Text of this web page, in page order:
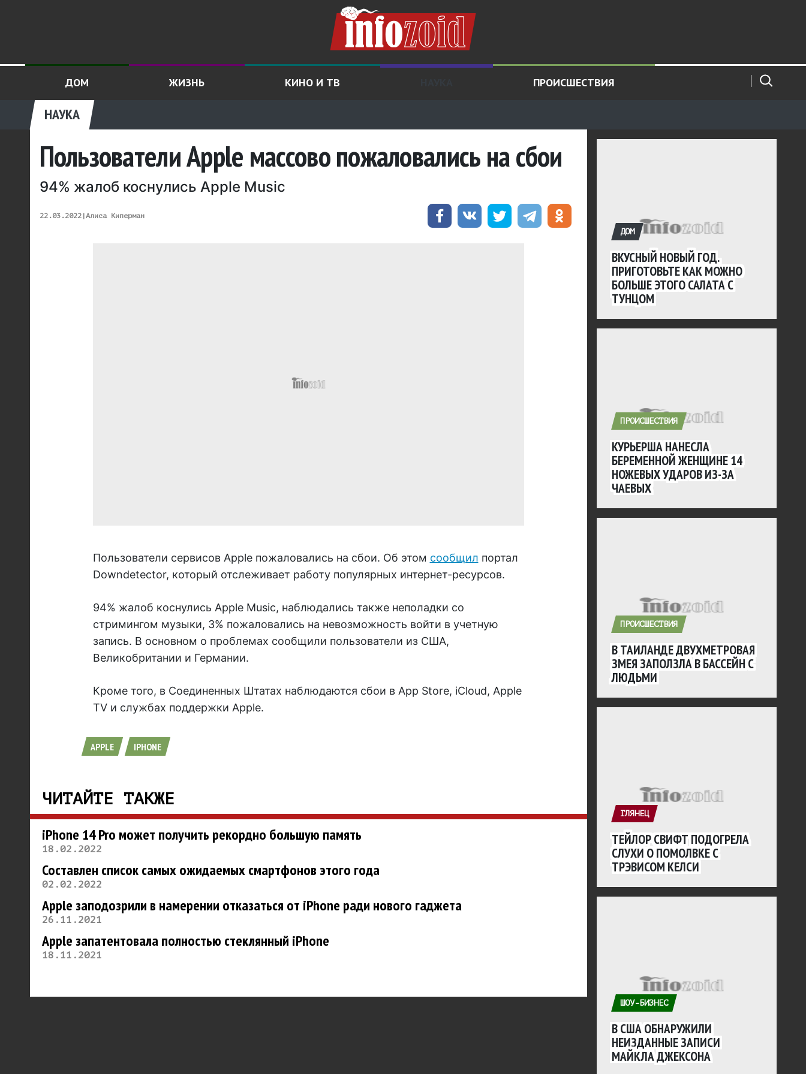
ДОМ ЖИЗНЬ КИНО И ТВ ПРОИСШЕСТВИЯ
НАУКА
Пользователи Apple массово пожаловались на сбои
94% жалоб коснулись Apple Music
22.03.2022|Алиса Киперман
Пользователи сервисов Apple пожаловались на сбои. Об этом сообщил портал
Downdetector, который отслеживает работу популярных интернет-ресурсов.
94% жалоб коснулись Apple Music, наблюдались также неполадки со
стримингом музыки, 3% пожаловались на невозможность войти в учетную
запись. В основном о проблемах сообщили пользователи из США,
Великобритании и Германии.
Кроме того, в Соединенных Штатах наблюдаются сбои в App Store, iCloud, Apple
TV и службах поддержки Apple.
APPLE IPHONE
ЧИТАЙТЕ ТАКЖЕ
iPhone 14 Pro может получить рекордно большую память
18.02.2022
Составлен список самых ожидаемых смартфонов этого года
02.02.2022
Apple заподозрили в намерении отказаться от iPhone ради нового гаджета
26.11.2021
Apple запатентовала полностью стеклянный iPhone
18.11.2021
ДОМ
ВКУСНЫЙ НОВЫЙ ГОД.
ПРИГОТОВЬТЕ КАК МОЖНО
БОЛЬШЕ ЭТОГО САЛАТА С
ТУНЦОМ
ПРОИСШЕСТВИЯ
КУРЬЕРША НАНЕСЛА
БЕРЕМЕННОЙ ЖЕНЩИНЕ 14
НОЖЕВЫХ УДАРОВ ИЗ-ЗА
ЧАЕВЫХ
ПРОИСШЕСТВИЯ
В ТАИЛАНДЕ ДВУХМЕТРОВАЯ
ЗМЕЯ ЗАПОЛЗЛА В БАССЕЙН С
ЛЮДЬМИ
ГЛЯНЕЦ
ТЕЙЛОР СВИФТ ПОДОГРЕЛА
СЛУХИ О ПОМОЛВКЕ С
ТРЭВИСОМ КЕЛСИ
ШОУ-БИЗНЕС
В США ОБНАРУЖИЛИ
НЕИЗДАННЫЕ ЗАПИСИ
МАЙКЛА ДЖЕКСОНА